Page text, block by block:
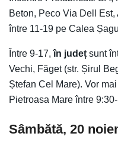
Beton, Peco Via Dell
între 11-19 pe Calea
Între 9-17,în județ sunt
Vechi, Făget (str. Șirul
Ștefan Cel Mare). Vor
Pietroasa Mare între
Sâmbătă, 20